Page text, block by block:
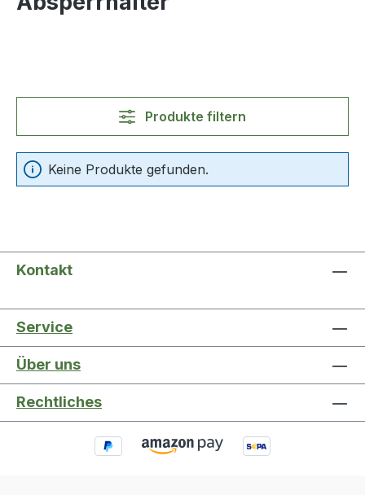
Produkte filtern
Keine Produkte gefunden.
Kontakt
Service
Über uns
Rechtliches